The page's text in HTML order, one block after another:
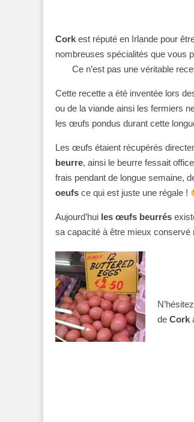
Cork est réputé en Irlande pour
nombreuses spécialités que vous
Ce n’est pas une véritable
Cette recette a été inventée lors
ou de la viande ainsi les fermiers
les œufs pondus durant cette
Les œufs étaient récupérés
beurre, ainsi le beurre fessait
frais pendant de longue semaine,
oeufs ce qui est juste une régale !
Aujourd’hui les œufs beurrés
sa capacité à être mieux conservé
de Cork